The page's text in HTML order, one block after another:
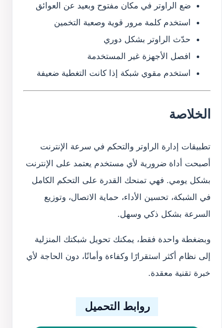
ضع الراوتر في مكان مفتوح وبعيد عن العوائق
استخدم كلمة مرور قوية وصعبة التخمين
حدّث الراوتر بشكل دوري
افصل الأجهزة غير المستخدمة
استخدم مقوي شبكة إذا كانت التغطية ضعيفة
الخلاصة
تطبيقات إدارة الراوتر والتحكم في سرعة الإنترنت
أصبحت أداة ضرورية لأي مستخدم يعتمد على الإنترنت
بشكل يومي. فهي تمنحك القدرة على التحكم الكامل
في الشبكة، تحسين الأداء، حماية الاتصال، وتوزيع
السرعة بشكل ذكي وسهل.
وبضغطة واحدة فقط، يمكنك تحويل شبكتك المنزلية
إلى نظام أكثر استقرارًا وكفاءة وأمانًا، دون الحاجة لأي
خبرة تقنية معقدة.
روابط التحميل